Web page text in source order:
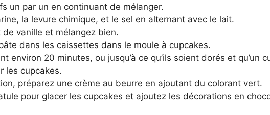
un par un en continuant de mélanger.
la levure chimique, et le sel en alternant avec le lait.
de vanille et mélangez bien.
dans les caissettes dans le moule à cupcakes.
environ 20 minutes, ou jusqu’à ce qu’ils soient dorés et qu’un
les cupcakes.
préparez une crème au beurre en ajoutant du colorant vert.
pour glacer les cupcakes et ajoutez les décorations en